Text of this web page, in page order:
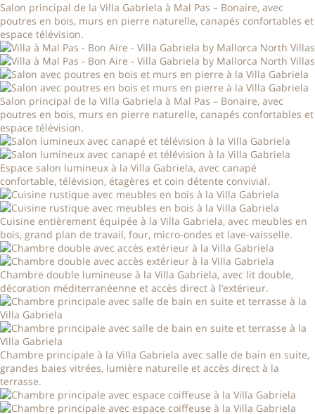
Salon principal de la Villa Gabriela à Mal Pas – Bonaire, avec
poutres en bois, murs en pierre naturelle, canapés confortables et
espace télévision.
Salon principal de la Villa Gabriela à Mal Pas – Bonaire, avec
poutres en bois, murs en pierre naturelle, canapés confortables et
espace télévision.
Espace salon lumineux à la Villa Gabriela, avec canapé
confortable, télévision, étagères et coin détente convivial.
Cuisine entièrement équipée à la Villa Gabriela, avec meubles en
bois, grand plan de travail, four, micro-ondes et lave-vaisselle.
Chambre double lumineuse à la Villa Gabriela, avec lit double,
décoration méditerranéenne et accès direct à l’extérieur.
Chambre principale à la Villa Gabriela avec salle de bain en suite,
grandes baies vitrées, lumière naturelle et accès direct à la
terrasse.